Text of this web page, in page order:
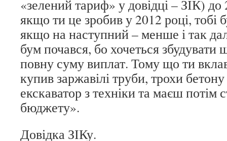
«зелений тариф» у довідці – ЗІК)
якщо ти це зробив у 2012 році, тобі
якщо на наступний – менше і так
бум почався, бо хочеться збудувати
повну суму виплат. Тому що ти
купив заржавілі труби, трохи бетону
екскаватор з техніки та маєш потім
бюджету».
Довідка ЗІКу.